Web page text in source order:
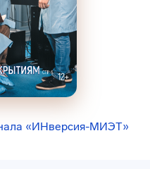
«ИНверсия-МИЭТ»